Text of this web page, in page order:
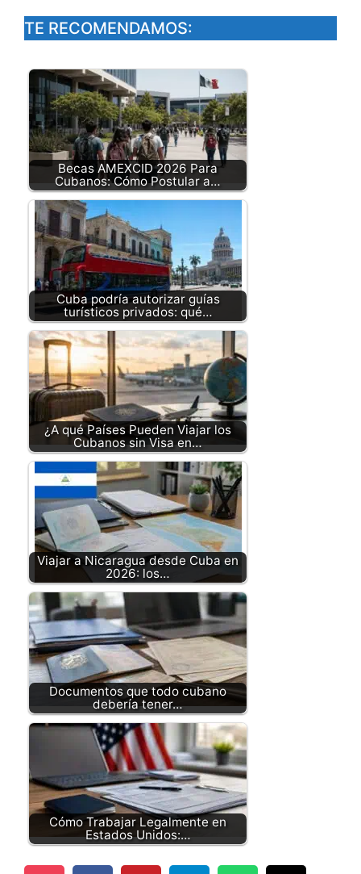
TE RECOMENDAMOS:
Becas AMEXCID 2026 Para
Cubanos: Cómo Postular a…
Cuba podría autorizar guías
turísticos privados: qué…
¿A qué Países Pueden Viajar los
Cubanos sin Visa en…
Viajar a Nicaragua desde Cuba en
2026: los…
Documentos que todo cubano
debería tener…
Cómo Trabajar Legalmente en
Estados Unidos:…